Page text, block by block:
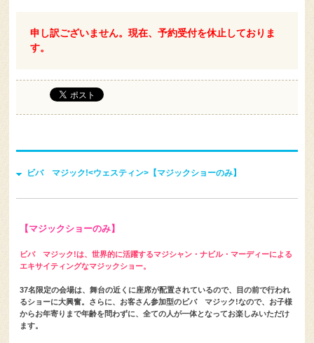
申し訳ございません。現在、予約受付を休止しておりま
す。
ビバ マジック!<ウェスティン>【マジックショーのみ】
【マジックショーのみ】
ビバ マジック!は、世界的に活躍するマジシャン・ナビル・マーディーによる
エキサイティングなマジックショー。
37名限定の会場は、舞台の近くに座席が配置されているので、目の前で行われ
るショーに大興奮。さらに、お客さん参加型のビバ マジック!なので、お子様
からお年寄りまで年齢を問わずに、全ての人が一体となってお楽しみいただけ
ます。